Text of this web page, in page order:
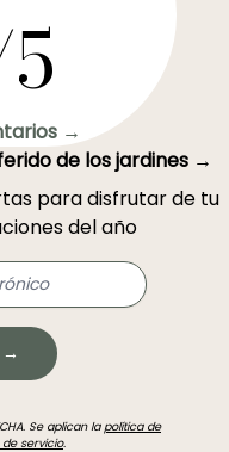
→
de los jardines →
para disfrutar de tu
del año
→
Se aplican la política de
servicio.